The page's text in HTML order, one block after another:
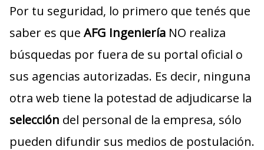
Por tu seguridad, lo primero que tenés que
saber es que AFG Ingeniería NO realiza
búsquedas por fuera de su portal oficial o
sus agencias autorizadas. Es decir, ninguna
otra web tiene la potestad de adjudicarse la
selección del personal de la empresa, sólo
pueden difundir sus medios de postulación.